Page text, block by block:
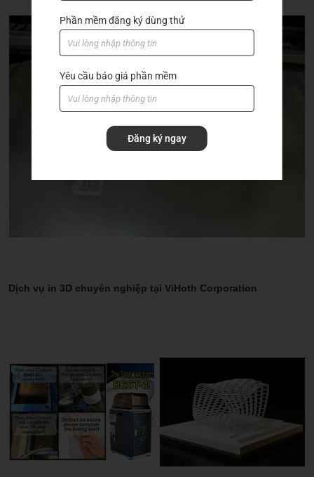
Grooving
Hand tools
Hạt insert
Machine accessories
Rapid_drill_(U-drill)
Dịch vụ in 3D chuyên nghiệp tại ViHoth Corporation
Phần mềm đăng ký dùng thử
Yêu cầu báo giá phần mềm
Đăng ký ngay